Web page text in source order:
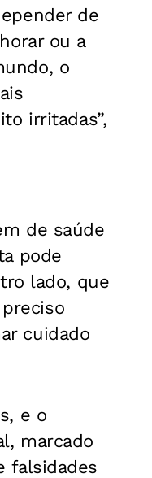
de
ou a
o
irritadas”,
de saúde
pode
lado, que
cuidado
e o
marcado
falsidades